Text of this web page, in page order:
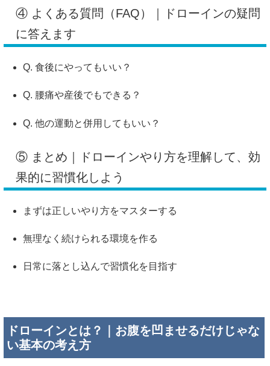
④ よくある質問（FAQ）｜ドローインの疑問
に答えます
Q. 食後にやってもいい？
Q. 腰痛や産後でもできる？
Q. 他の運動と併用してもいい？
⑤ まとめ｜ドローインやり方を理解して、効
果的に習慣化しよう
まずは正しいやり方をマスターする
無理なく続けられる環境を作る
日常に落とし込んで習慣化を目指す
ドローインとは？｜お腹を凹ませるだけじゃな
い基本の考え方